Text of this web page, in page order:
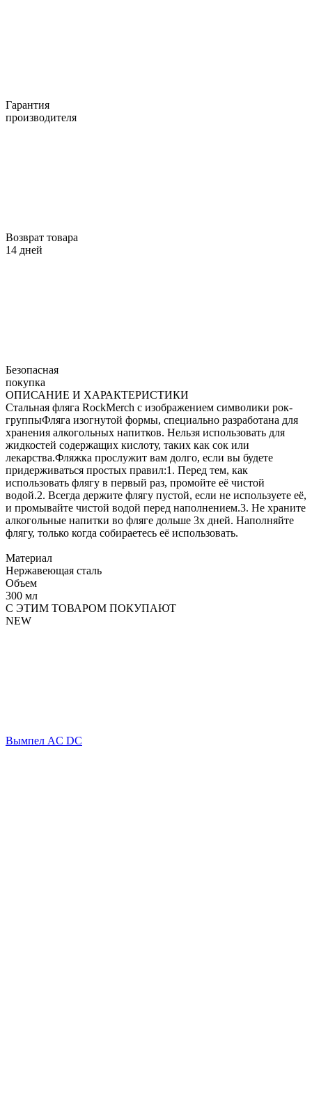
Гарантия
производителя
Возврат товара
14 дней
Безопасная
покупка
ОПИСАНИЕ И ХАРАКТЕРИСТИКИ
Стальная фляга RockMerch с изображением символики рок-
группыФляга изогнутой формы, специально разработана для
хранения алкогольных напитков. Нельзя использовать для
жидкостей содержащих кислоту, таких как сок или
лекарства.Фляжка прослужит вам долго, если вы будете
придерживаться простых правил:1. Перед тем, как
использовать флягу в первый раз, промойте её чистой
водой.2. Всегда держите флягу пустой, если не используете её,
и промывайте чистой водой перед наполнением.3. Не храните
алкогольные напитки во фляге дольше 3х дней. Наполняйте
флягу, только когда собираетесь её использовать.
Материал
Нержавеющая сталь
Объем
300 мл
С ЭТИМ ТОВАРОМ ПОКУПАЮТ
NEW
Вымпел AC DC